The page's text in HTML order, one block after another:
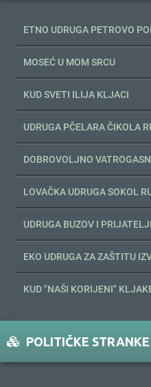
ETNO UDRUGA PETROVO
MOSEĆ U MOM SRCU
KUD SVETI ILIJA KLJACI
UDRUGA PČELARA ČIKOLA
DOBROVOLJNO
LOVAČKA UDRUGA SOKOL
UDRUGA BUZOV I PRIJATELJI
EKO UDRUGA ZA ZAŠTITU
KUD "NAŠI KORIJENI"
POLITIČKE STRANKE